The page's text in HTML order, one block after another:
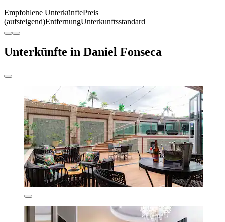
Empfohlene UnterkünftePreis
(aufsteigend)EntfernungUnterkunftsstandard
Unterkünfte in Daniel Fonseca